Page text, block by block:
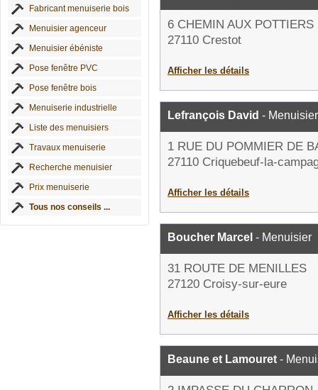
Fabricant menuiserie bois
Menuisier agenceur
Menuisier ébéniste
Pose fenêtre PVC
Pose fenêtre bois
Menuiserie industrielle
Liste des menuisiers
Travaux menuiserie
Recherche menuisier
Prix menuiserie
Tous nos conseils ...
6 CHEMIN AUX POTTIERS
27110 Crestot
Afficher les détails
Lefrançois David - Menuisier
1 RUE DU POMMIER DE
27110 Criquebeuf-la-
Afficher les détails
Boucher Marcel - Menuisier
31 ROUTE DE MENILLES
27120 Croisy-sur-eure
Afficher les détails
Beaune et Lamouret -